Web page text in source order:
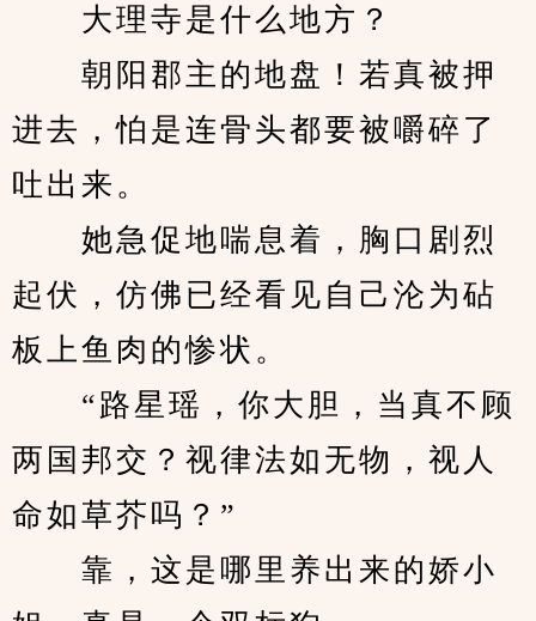
大理寺是什么地方？
朝阳郡主的地盘！若真被押
进去，怕是连骨头都要被嚼碎了
吐出来。
她急促地喘息着，胸口剧烈
起伏，仿佛已经看见自己沦为砧
板上鱼肉的惨状。
“路星瑶，你大胆，当真不顾
两国邦交？视律法如无物，视人
命如草芥吗？”
靠，这是哪里养出来的娇小